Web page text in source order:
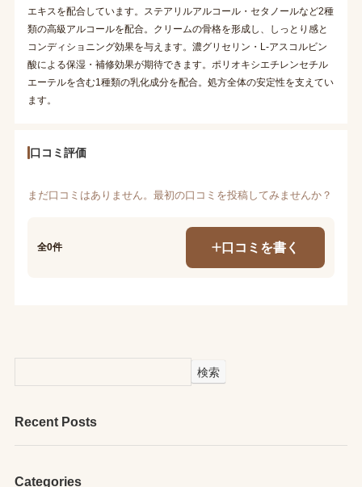
エキスを配合しています。ステアリルアルコール・セタノールなど2種
類の高級アルコールを配合。クリームの骨格を形成し、しっとり感と
コンディショニング効果を与えます。濃グリセリン・L-アスコルビン
酸による保湿・補修効果が期待できます。ポリオキシエチレンセチル
エーテルを含む1種類の乳化成分を配合。処方全体の安定性を支えてい
ます。
口コミ評価
まだ口コミはありません。最初の口コミを投稿してみませんか？
全0件 口コミを書く
検索
Recent Posts
Categories